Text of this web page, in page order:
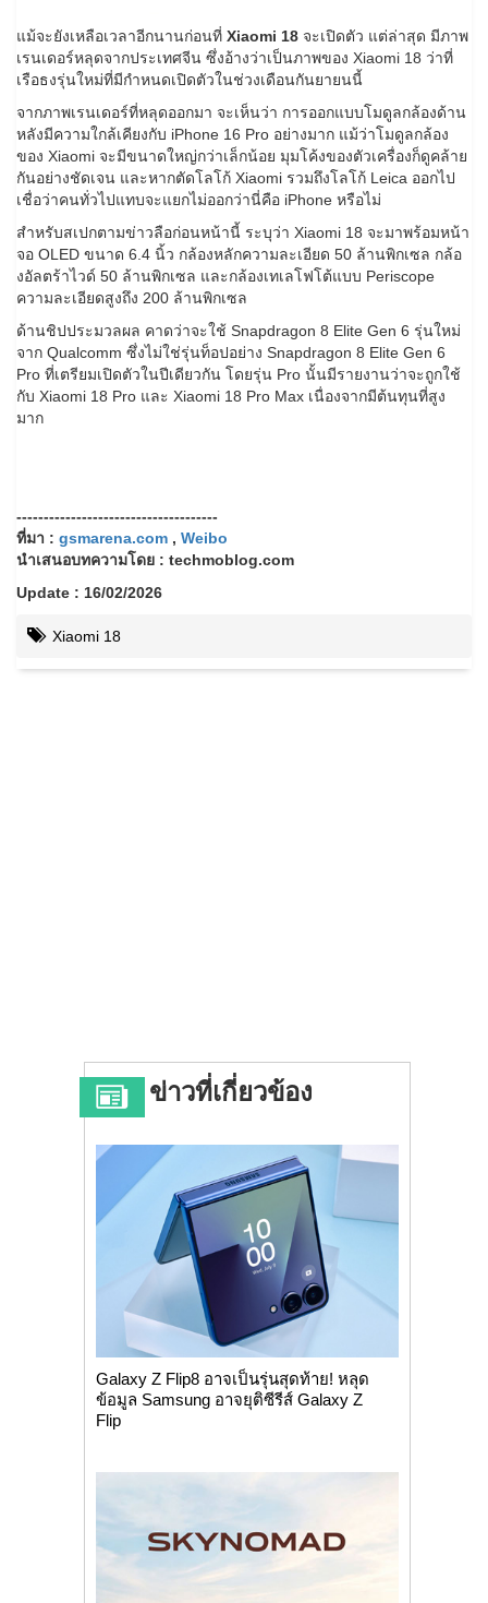
แม้จะยังเหลือเวลาอีกนานก่อนที่ Xiaomi 18 จะเปิดตัว แต่ล่าสุด มีภาพ
เรนเดอร์หลุดจากประเทศจีน ซึ่งอ้างว่าเป็นภาพของ Xiaomi 18 ว่าที่
เรือธงรุ่นใหม่ที่มีกำหนดเปิดตัวในช่วงเดือนกันยายนนี้
จากภาพเรนเดอร์ที่หลุดออกมา จะเห็นว่า การออกแบบโมดูลกล้องด้าน
หลังมีความใกล้เคียงกับ iPhone 16 Pro อย่างมาก แม้ว่าโมดูลกล้อง
ของ Xiaomi จะมีขนาดใหญ่กว่าเล็กน้อย มุมโค้งของตัวเครื่องก็ดูคล้าย
กันอย่างชัดเจน และหากตัดโลโก้ Xiaomi รวมถึงโลโก้ Leica ออกไป
เชื่อว่าคนทั่วไปแทบจะแยกไม่ออกว่านี่คือ iPhone หรือไม่
สำหรับสเปกตามข่าวลือก่อนหน้านี้ ระบุว่า Xiaomi 18 จะมาพร้อมหน้า
จอ OLED ขนาด 6.4 นิ้ว กล้องหลักความละเอียด 50 ล้านพิกเซล กล้อ
งอัลตร้าไวด์ 50 ล้านพิกเซล และกล้องเทเลโฟโต้แบบ Periscope
ความละเอียดสูงถึง 200 ล้านพิกเซล
ด้านชิปประมวลผล คาดว่าจะใช้ Snapdragon 8 Elite Gen 6 รุ่นใหม่
จาก Qualcomm ซึ่งไม่ใช่รุ่นท็อปอย่าง Snapdragon 8 Elite Gen 6
Pro ที่เตรียมเปิดตัวในปีเดียวกัน โดยรุ่น Pro นั้นมีรายงานว่าจะถูกใช้
กับ Xiaomi 18 Pro และ Xiaomi 18 Pro Max เนื่องจากมีต้นทุนที่สูง
มาก
-------------------------------------
ที่มา : gsmarena.com , Weibo
นำเสนอบทความโดย : techmoblog.com
Update : 16/02/2026
Xiaomi 18
ข่าวที่เกี่ยวข้อง
Galaxy Z Flip8 อาจเป็นรุ่นสุดท้าย! หลุด
ข้อมูล Samsung อาจยุติซีรีส์ Galaxy Z
Flip